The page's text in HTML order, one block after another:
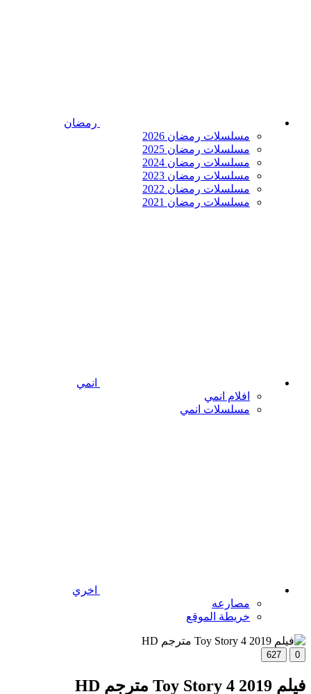
رمضان
مسلسلات رمضان 2026
مسلسلات رمضان 2025
مسلسلات رمضان 2024
مسلسلات رمضان 2023
مسلسلات رمضان 2022
مسلسلات رمضان 2021
انمي
افلام انمي
مسلسلات انمي
اخري
مصارعه
خريطة الموقع
0
627
فيلم Toy Story 4 2019 مترجم HD